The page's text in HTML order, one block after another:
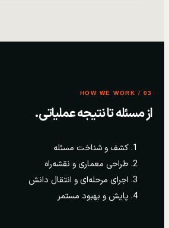
03 / HOW WE WORK
از مسئله تا نتیجه عملیاتی.
کشف و شناخت مسئله
طراحی معماری و نقشه‌راه
اجرای مرحله‌ای و انتقال دانش
پایش و بهبود مستمر